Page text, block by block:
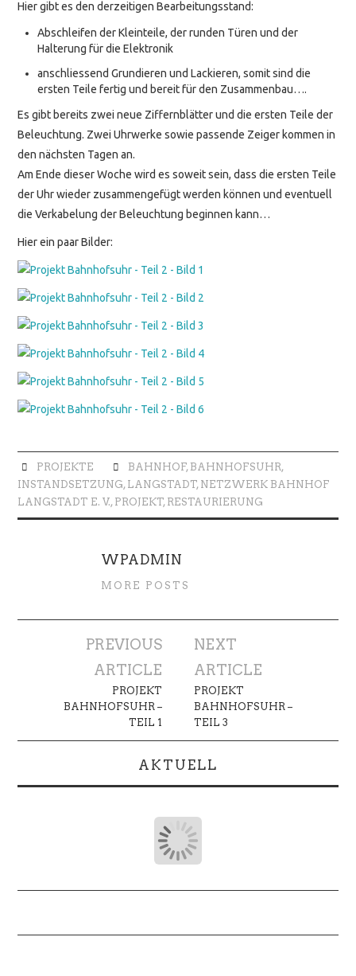
Hier gibt es den derzeitigen Bearbeitungsstand:
Abschleifen der Kleinteile, der runden Türen und der
Halterung für die Elektronik
anschliessend Grundieren und Lackieren, somit sind die
ersten Teile fertig und bereit für den Zusammenbau….
Es gibt bereits zwei neue Ziffernblätter und die ersten Teile der
Beleuchtung. Zwei Uhrwerke sowie passende Zeiger kommen in
den nächsten Tagen an.
Am Ende dieser Woche wird es soweit sein, dass die ersten Teile
der Uhr wieder zusammengefügt werden können und eventuell
die Verkabelung der Beleuchtung beginnen kann…
Hier ein paar Bilder:
PROJEKTE BAHNHOF, BAHNHOFSUHR,
INSTANDSETZUNG, LANGSTADT, NETZWERK BAHNHOF
LANGSTADT E. V., PROJEKT, RESTAURIERUNG
WPADMIN
MORE POSTS
Artikel-
Navigation
PREVIOUS
ARTICLE
PROJEKT
BAHNHOFSUHR –
TEIL 1
NEXT
ARTICLE
PROJEKT
BAHNHOFSUHR –
TEIL 3
AKTUELL